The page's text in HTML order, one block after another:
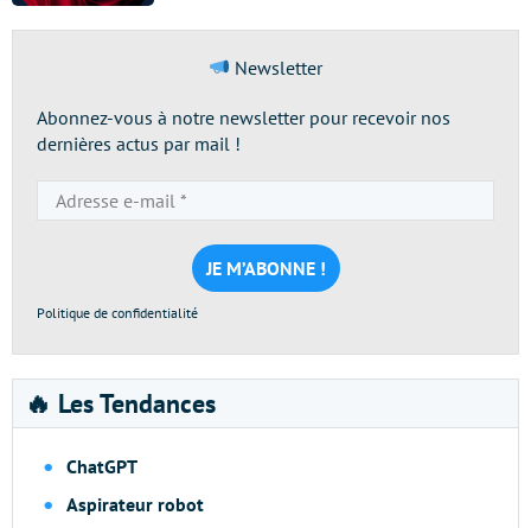
Newsletter
Abonnez-vous à notre newsletter pour recevoir nos
dernières actus par mail !
e-
mail
*
Politique de confidentialité
🔥 Les Tendances
ChatGPT
Aspirateur robot